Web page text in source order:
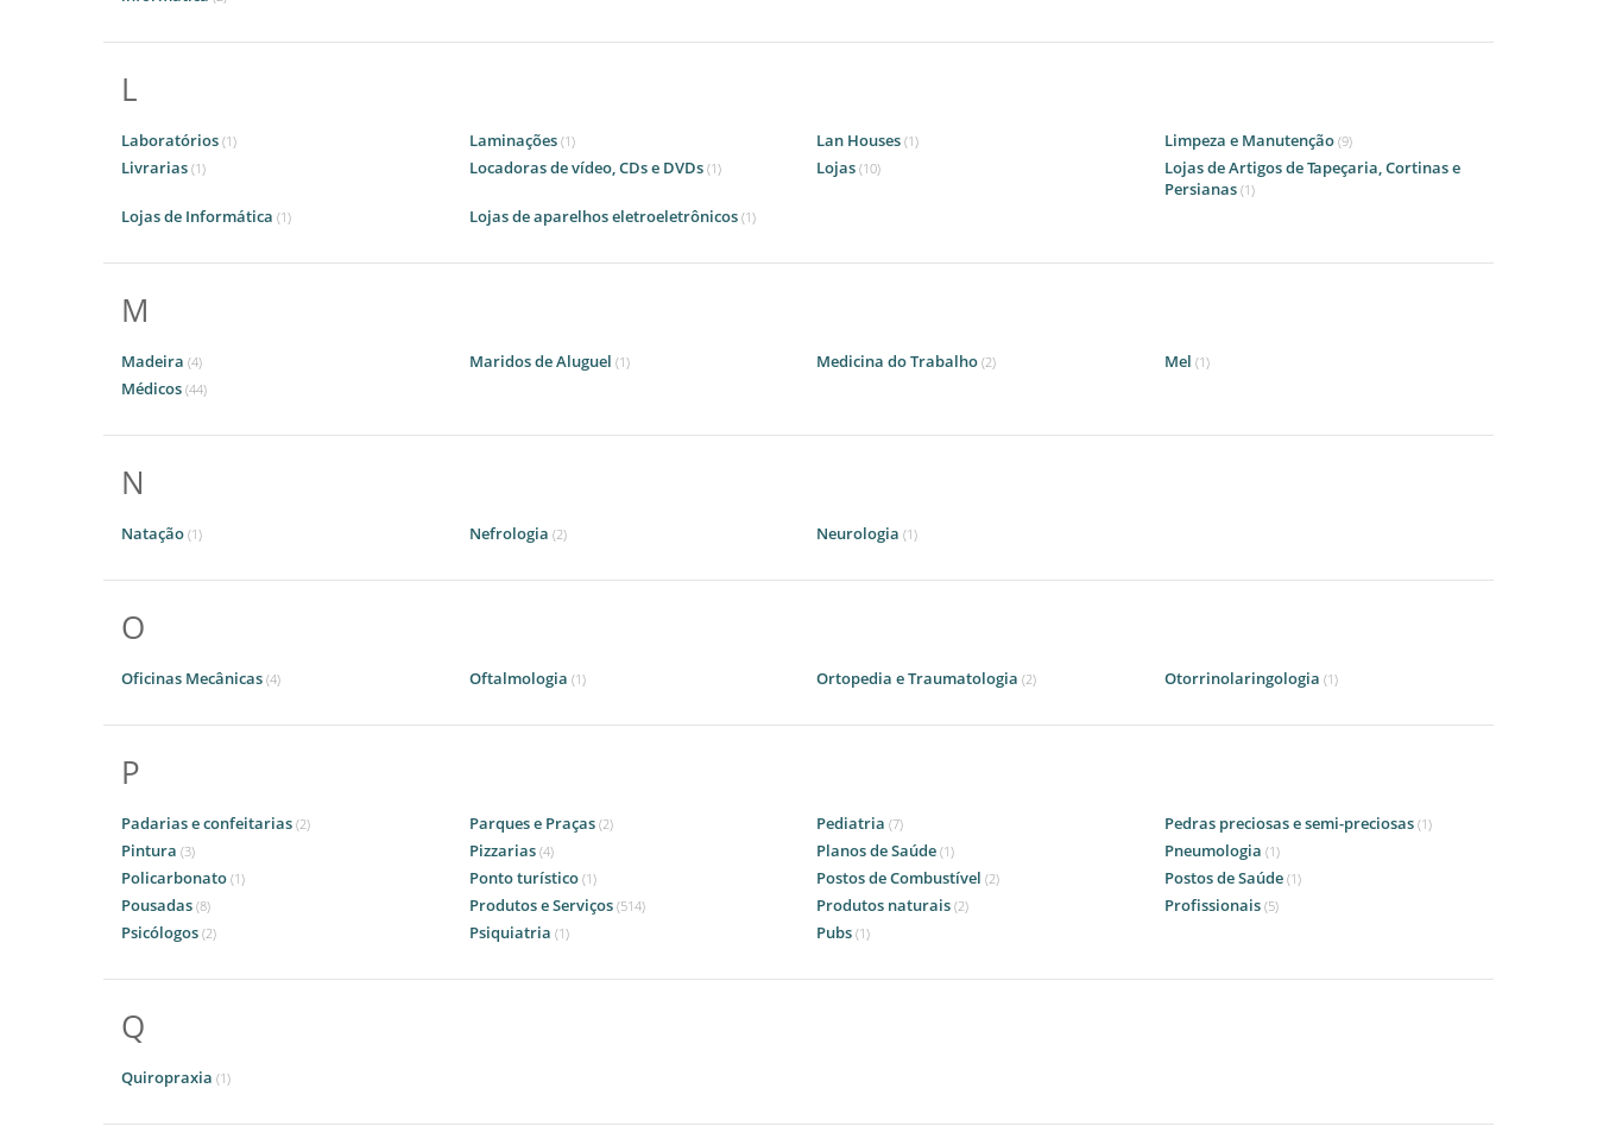
L
Laboratórios (1) Laminações (1) Lan Houses (1) Limpeza e Manutenção (9)
Livrarias (1) Locadoras de vídeo, CDs e DVDs (1) Lojas (10)
Lojas de Artigos de Tapeçaria, Cortinas e
Persianas (1)
Lojas de Informática (1) Lojas de aparelhos eletroeletrônicos (1)
M
Madeira (4) Maridos de Aluguel (1) Medicina do Trabalho (2) Mel (1)
Médicos (44)
N
Natação (1) Nefrologia (2) Neurologia (1)
O
Oficinas Mecânicas (4) Oftalmologia (1) Ortopedia e Traumatologia (2) Otorrinolaringologia (1)
P
Padarias e confeitarias (2) Parques e Praças (2) Pediatria (7) Pedras preciosas e semi-preciosas (1)
Pintura (3) Pizzarias (4) Planos de Saúde (1) Pneumologia (1)
Policarbonato (1) Ponto turístico (1) Postos de Combustível (2) Postos de Saúde (1)
Pousadas (8) Produtos e Serviços (514) Produtos naturais (2) Profissionais (5)
Psicólogos (2) Psiquiatria (1) Pubs (1)
Q
Quiropraxia (1)